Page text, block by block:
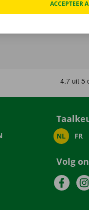
NL FR
Volg
ACCEPTEER